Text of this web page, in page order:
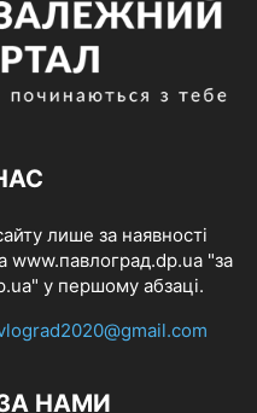
лише за наявності
www.павлоград.dp.ua "за
у першому абзаці.
НАМИ